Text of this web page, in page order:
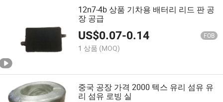
12n7-4b 상품 기차용 배터리 리드 판 공
장 공급
US$0.07-0.14 FOB
1 상품 (MOQ)
중국 공장 가격 2000 텍스 유리 섬유 유
리 섬유 로빙 실